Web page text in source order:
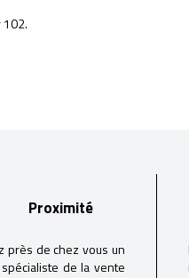
102.
Proximité
près de chez vous un
de la vente